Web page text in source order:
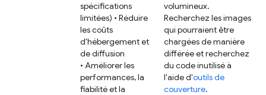
spécifications
limitées) • Réduire
les coûts
d'hébergement et
de diffusion
• Améliorer les
performances, la
fiabilité et la
volumineux.
Recherchez les images
qui pourraient être
chargées de manière
différée et recherchez
du code inutilisé à
l'aide d'outils de
couverture.